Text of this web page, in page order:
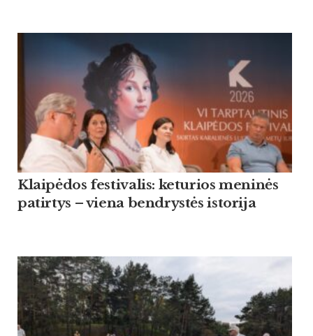
Klaipėdos festivalis: keturios meninės
patirtys – viena bendrystės istorija